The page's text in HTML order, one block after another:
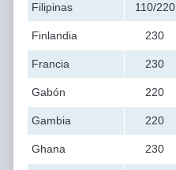
Filipinas 110/220
Finlandia 230
Francia 230
Gabón 220
Gambia 220
Ghana 230